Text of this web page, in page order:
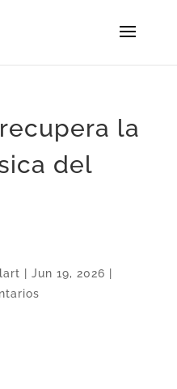
la
del
Jun 19, 2026